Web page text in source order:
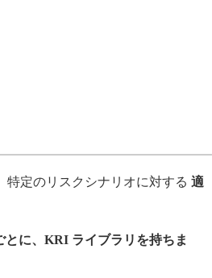
特定のリスクシナリオに対する 適
に、 KRI ライブラリを持ちま